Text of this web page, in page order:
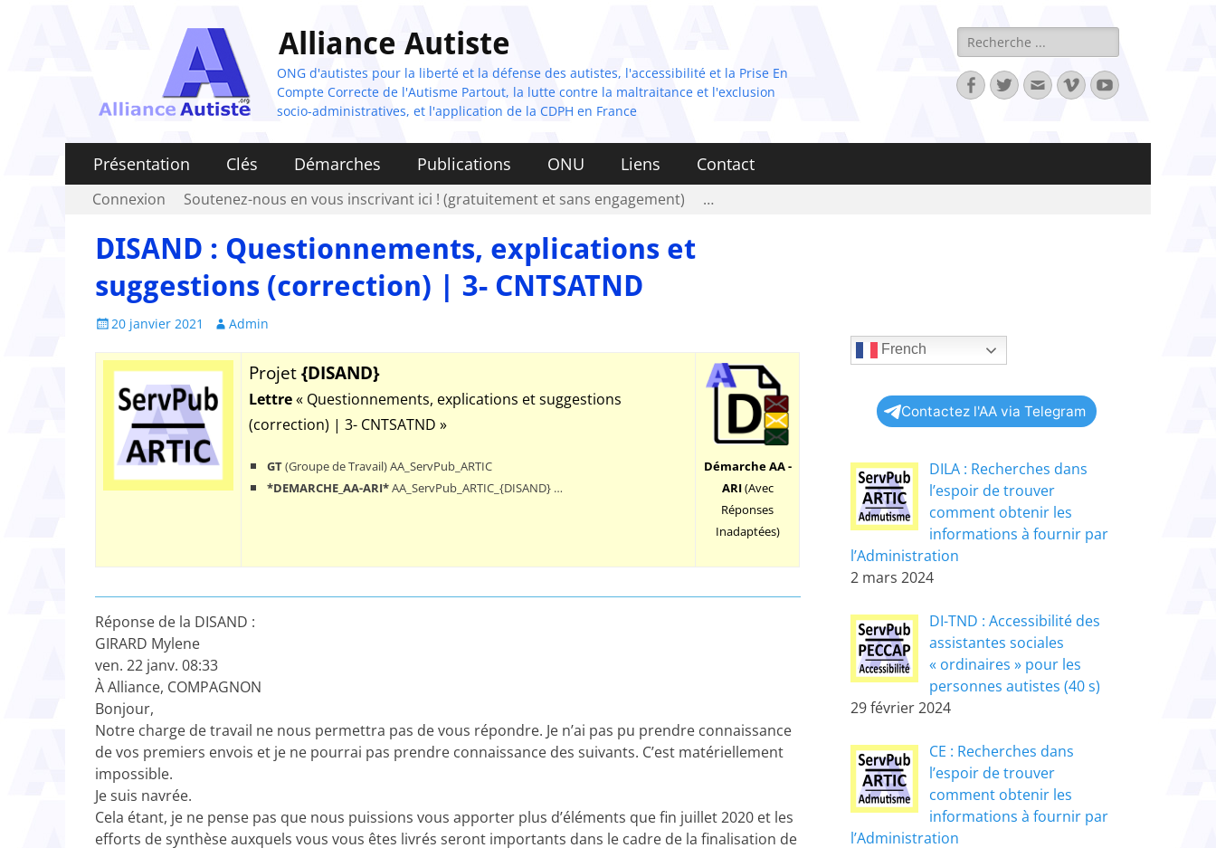
Alliance Autiste
ONG d'autistes pour la liberté et la défense des autistes, l'accessibilité et la Prise En
Compte Correcte de l'Autisme Partout, la lutte contre la maltraitance et l'exclusion
socio-administratives, et l'application de la CDPH en France
Rechercher :
Facebook
TwitterAdresse
de
VimeoYouTube
Menu
principal
Aller
contenu
Présentation Clés Démarches Publications ONU Liens Contact
Menu
secondaire
Aller
contenu
Connexion Soutenez-nous en vous inscrivant ici ! (gratuitement et sans engagement) …
DISAND : Questionnements, explications et
suggestions (correction) | 3- CNTSATND
Posted
20 janvier 2021 Author
Admin
Projet {DISAND}
Lettre« Questionnements, explications et suggestions
(correction) | 3- CNTSATND »
GT(Groupe de Travail) AA_ServPub_ARTIC
*DEMARCHE_AA-ARI*AA_ServPub_ARTIC_{DISAND} …
Démarche AA -
ARI(Avec
Réponses
Inadaptées)
Réponse de la DISAND :
GIRARD Mylene
ven. 22 janv. 08:33
À Alliance, COMPAGNON
Bonjour,
Notre charge de travail ne nous permettra pas de vous répondre. Je n’ai pas pu prendre connaissance
de vos premiers envois et je ne pourrai pas prendre connaissance des suivants. C’est matériellement
impossible.
Je suis navrée.
Cela étant, je ne pense pas que nous puissions vous apporter plus d’éléments que fin juillet 2020 et les
efforts de synthèse auxquels vous vous êtes livrés seront importants dans le cadre de la finalisation de
French
Contactez l'AA via Telegram
DILA : Recherches dans
l’espoir de trouver
comment obtenir les
informations à fournir par
l’Administration
2 mars 2024
DI-TND : Accessibilité des
assistantes sociales
« ordinaires » pour les
personnes autistes (40 s)
29 février 2024
CE : Recherches dans
l’espoir de trouver
comment obtenir les
informations à fournir par
l’Administration